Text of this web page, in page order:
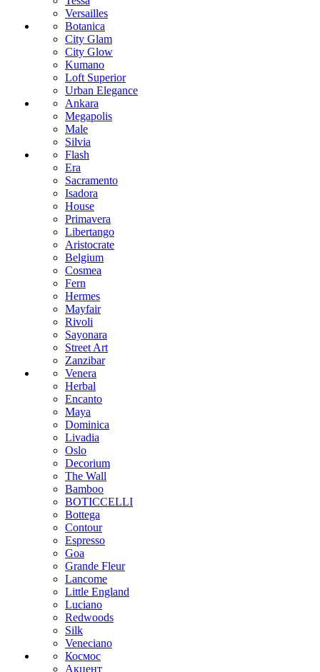
Versailles
Botanica
City Glam
City Glow
Kumano
Loft Superior
Urban Elegance
Ankara
Megapolis
Male
Silvia
Flash
Era
Sacramento
Isadora
House
Primavera
Libertango
Aristocrate
Belgium
Cosmea
Fern
Hermes
Mayfair
Rivoli
Sayonara
Street Art
Zanzibar
Venera
Herbal
Encanto
Maya
Dominica
Livadia
Oslo
Decorium
The Wall
Bamboo
BOTICCELLI
Bottega
Contour
Espresso
Goa
Grande Fleur
Lancome
Little England
Luciano
Redwoods
Silk
Veneciano
Космос
Акцент